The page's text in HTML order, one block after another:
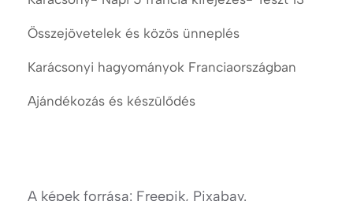
Összejövetelek és közös ünneplés
Karácsonyi hagyományok Franciaországban
Ajándékozás és készülődés
A képek forrása: Freepik, Pixabay.